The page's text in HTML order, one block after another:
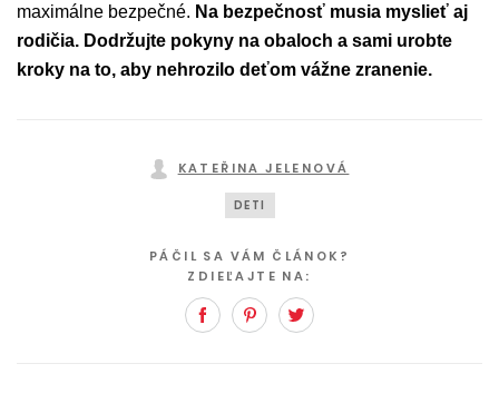
maximálne bezpečné. Na bezpečnosť musia myslieť aj
rodičia. Dodržujte pokyny na obaloch a sami urobte
kroky na to, aby nehrozilo deťom vážne zranenie.
KATEŘINA JELENOVÁ
DETI
PÁČIL SA VÁM ČLÁNOK?
ZDIEĽAJTE NA:
FacebookPinterest